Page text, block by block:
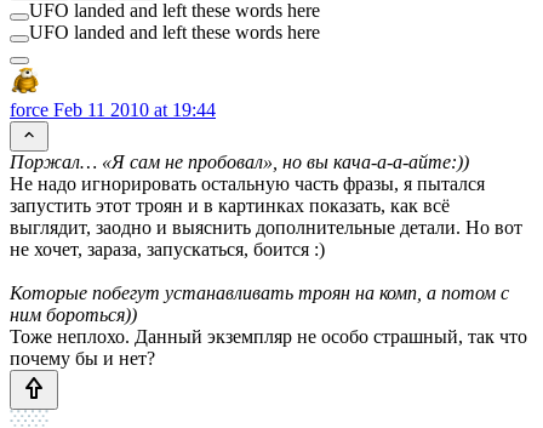
UFO landed and left these words here
UFO landed and left these words here
force Feb 11 2010 at 19:44
Поржал… «Я сам не пробовал», но вы кача-а-а-айте:))
Не надо игнорировать остальную часть фразы, я пытался
запустить этот троян и в картинках показать, как всё
выглядит, заодно и выяснить дополнительные детали. Но вот
не хочет, зараза, запускаться, боится :)
Которые побегут устанавливать троян на комп, а потом с
ним бороться))
Тоже неплохо. Данный экземпляр не особо страшный, так что
почему бы и нет?